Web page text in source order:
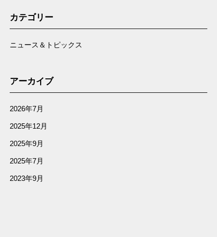
カテゴリー
ニュース＆トピックス
アーカイブ
2026年7月
2025年12月
2025年9月
2025年7月
2023年9月